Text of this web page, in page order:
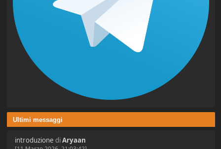
Ultimi messaggi
introduzione diAryaan